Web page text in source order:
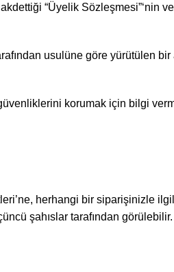
akdettiği “Üyelik
usulüne göre yürütülen
güvenliklerini korumak için bilgi
herhangi bir siparişinizle
şahıslar tarafından